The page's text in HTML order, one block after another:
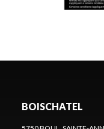
BOISCHATEL